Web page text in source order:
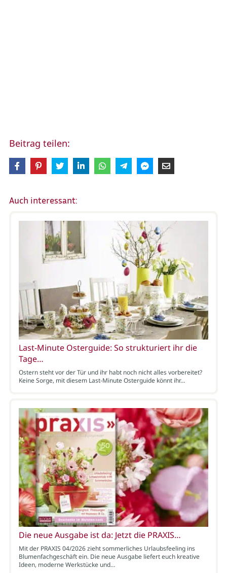
Beitrag teilen:
Auch interessant:
Last-Minute Osterguide: So strukturiert ihr die
Tage…
Ostern steht vor der Tür und ihr habt noch nicht alles vorbereitet?
Keine Sorge, mit diesem Last-Minute Osterguide könnt ihr…
Die neue Ausgabe ist da: Jetzt die PRAXIS…
Mit der PRAXIS 04/2026 zieht sommerliches Urlaubsfeeling ins
Blumenfachgeschäft ein. Die neue Ausgabe liefert euch kreative
Ideen, moderne Werkstücke und…